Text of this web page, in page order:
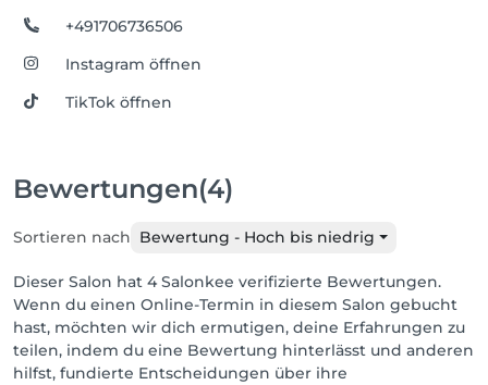
+491706736506
Instagram öffnen
TikTok öffnen
Bewertungen(4)
Sortieren nach Bewertung - Hoch bis niedrig
Dieser Salon hat 4 Salonkee verifizierte Bewertungen.
Wenn du einen Online-Termin in diesem Salon gebucht
hast, möchten wir dich ermutigen, deine Erfahrungen zu
teilen, indem du eine Bewertung hinterlässt und anderen
hilfst, fundierte Entscheidungen über ihre